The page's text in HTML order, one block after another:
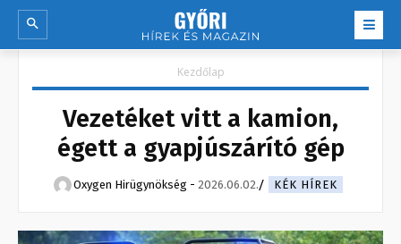
Kezdőlap
Vezetéket vitt a kamion,
égett a gyapjúszárító gép
Oxygen Hirügynökség - 2026.06.02. KÉK HÍREK